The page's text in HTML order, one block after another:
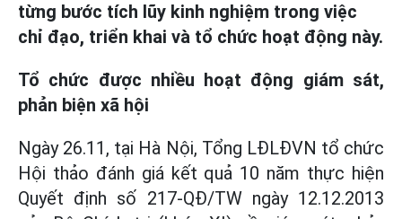
từng bước tích lũy kinh nghiệm trong việc
chỉ đạo, triển khai và tổ chức hoạt động này.
Tổ chức được nhiều hoạt động giám sát,
phản biện xã hội
Ngày 26.11, tại Hà Nội, Tổng LĐLĐVN tổ chức
Hội thảo đánh giá kết quả 10 năm thực hiện
Quyết định số 217-QĐ/TW ngày 12.12.2013